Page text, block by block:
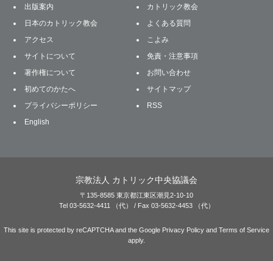
出版案内
カトリック教会
日本のカトリック教会
よくある質問
アクセス
こよみ
サイトについて
免責・注意事項
著作権について
お問い合わせ
初めてのかたへ
サイトマップ
プライバシーポリシー
RSS
English
宗教法人 カトリック中央協議会
〒135-8585 東京都江東区潮見2-10-10
Tel 03-5632-4411 （代） / Fax 03-5632-4453 （代）
This site is protected by reCAPTCHA and the Google Privacy Policy and Terms of Service
apply.